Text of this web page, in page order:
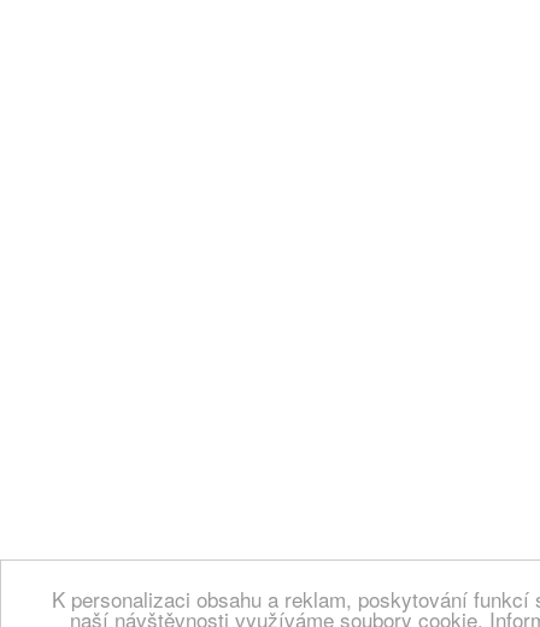
K personalizaci obsahu a reklam, poskytování
naší návštěvnosti využíváme soubory cookie.